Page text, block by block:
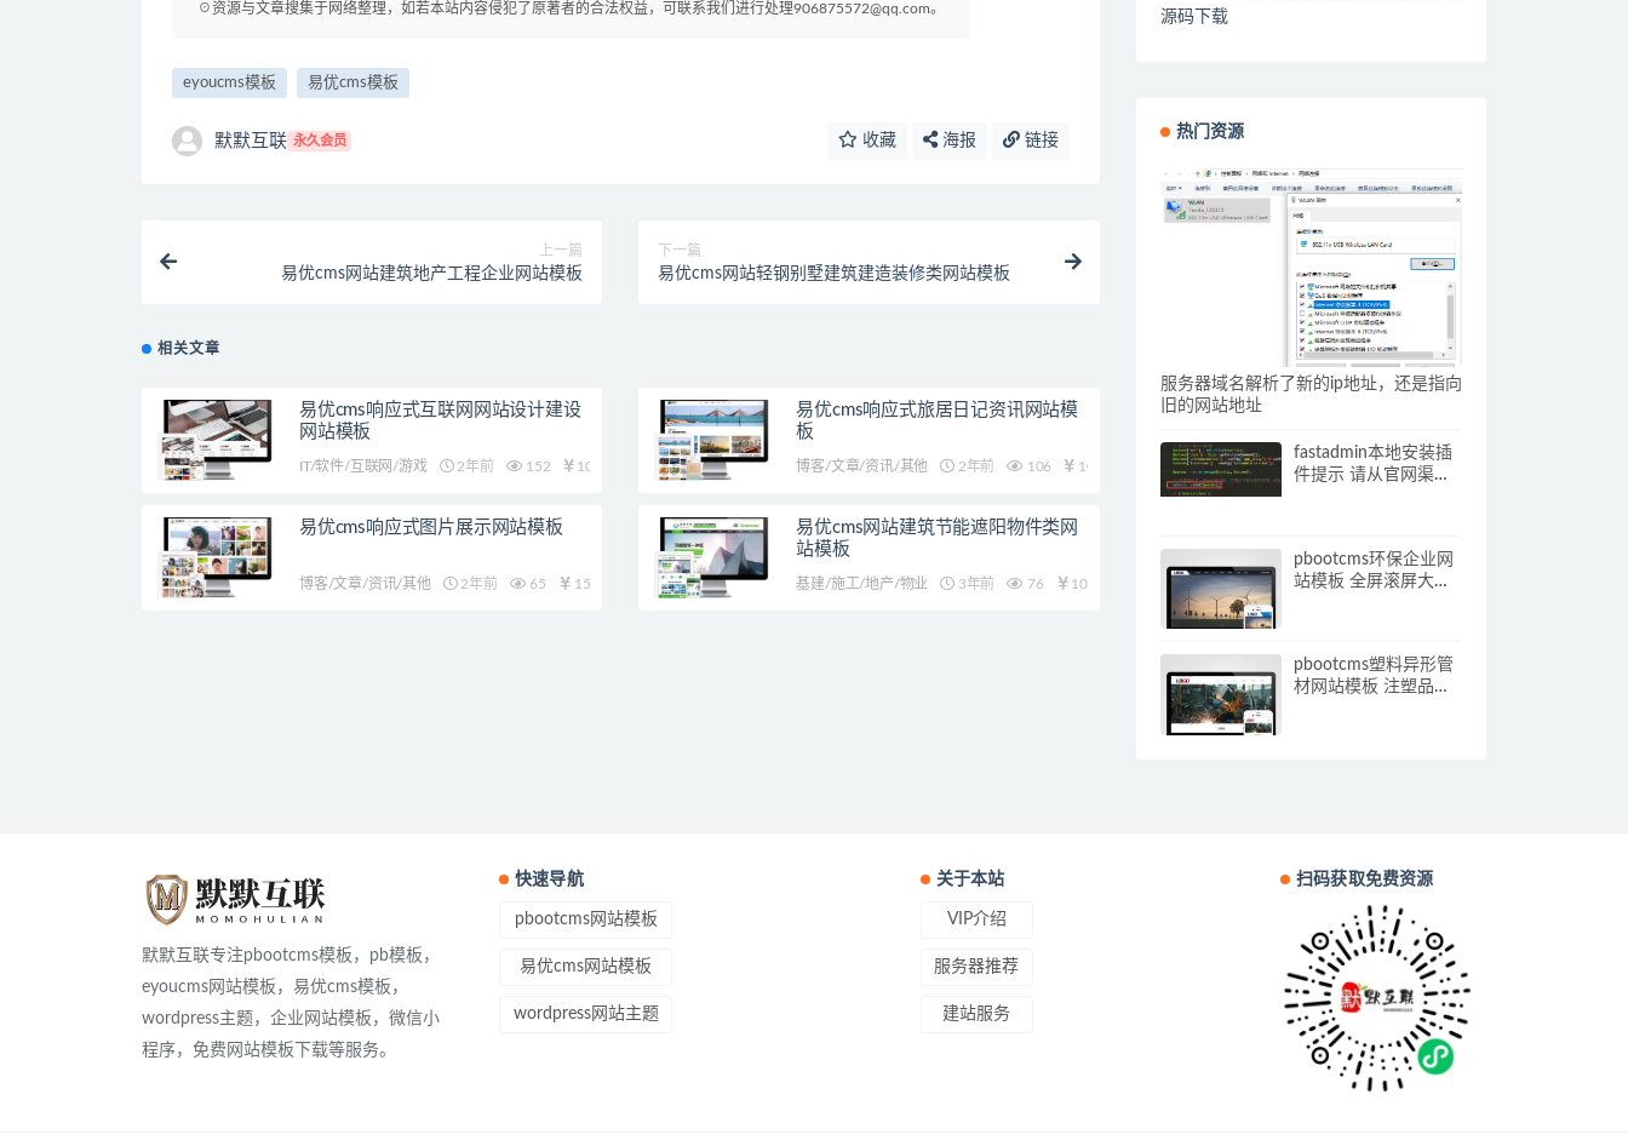
☉资源与文章搜集于网络整理，如若本站内容侵犯了原著者的合法权益，可联系我们进行处理906875572@qq.com。
eyoucms模板 易优cms模板
默默互联 永久会员 收藏 海报 链接
上一篇
易优cms网站建筑地产工程企业网站模板
下一篇
易优cms网站轻钢别墅建筑建造装修类网站模板
相关文章
易优cms响应式互联网网站设计建设
网站模板
IT/软件/互联网/游戏 2年前 152 10
易优cms响应式旅居日记资讯网站模
板
博客/文章/资讯/其他 2年前 106 10
易优cms响应式图片展示网站模板
博客/文章/资讯/其他 2年前 65 15
易优cms网站建筑节能遮阳物件类网
站模板
基建/施工/地产/物业 3年前 76 10
源码下载
热门资源
服务器域名解析了新的ip地址，还是指向
旧的网站地址
fastadmin本地安装插
件提示 请从官网渠道
pbootcms环保企业网
站模板 全屏滚屏大气
pbootcms塑料异形管
材网站模板 注塑品网
默默互联专注pbootcms模板，pb模板，
eyoucms网站模板，易优cms模板，
wordpress主题，企业网站模板，微信小
程序，免费网站模板下载等服务。
快速导航
pbootcms网站模板
易优cms网站模板
wordpress网站主题
关于本站
VIP介绍
服务器推荐
建站服务
扫码获取免费资源